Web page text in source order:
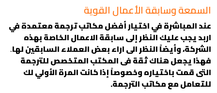
السمعة وسابقة الأعمال القوية
عند المباشرة في اختيار أفضل مكاتب ترجمة معتمدة في
اربد يجب عليك النظر إلى سابقة الاعمال الخاصة بهذه
الشركة، وأيضاً النظر الى اراء بعض العملاء السابقين لها.
فهذا يجعل هناك ثقة فى المكتب المتخصص للترجمة
التى قمت باختياره وخصوصاً إذا كانت المرة الأولي لك
للتعامل مع مكاتب الترجمة.